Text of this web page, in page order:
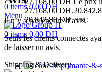
0 items 0,00DH
Menu
0 items 0,00 DH
27.168,00 DH.
20.842,80 DH. TTC
Il n’y a pas encore d’avis.
Seuls les clients connectés
de laisser un avis.
Shipping & Delivery